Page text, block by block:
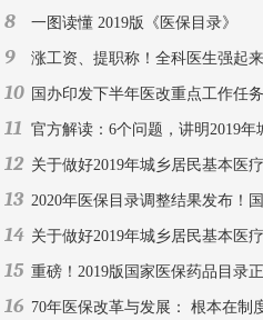
8 一图读懂 2019版《医保目录》
9 涨工资、提职称！全科医生强起来
10 国办印发下半年医改重点工作任务
11 官方解读：6个问题，讲明2019
12 关于做好2019年城乡居民基本医
13 2020年医保目录调整结果发布！国
14 关于做好2019年城乡居民基本医
15 重磅！2019版国家医保药品目录
16 70年医保改革与发展： 根本在制